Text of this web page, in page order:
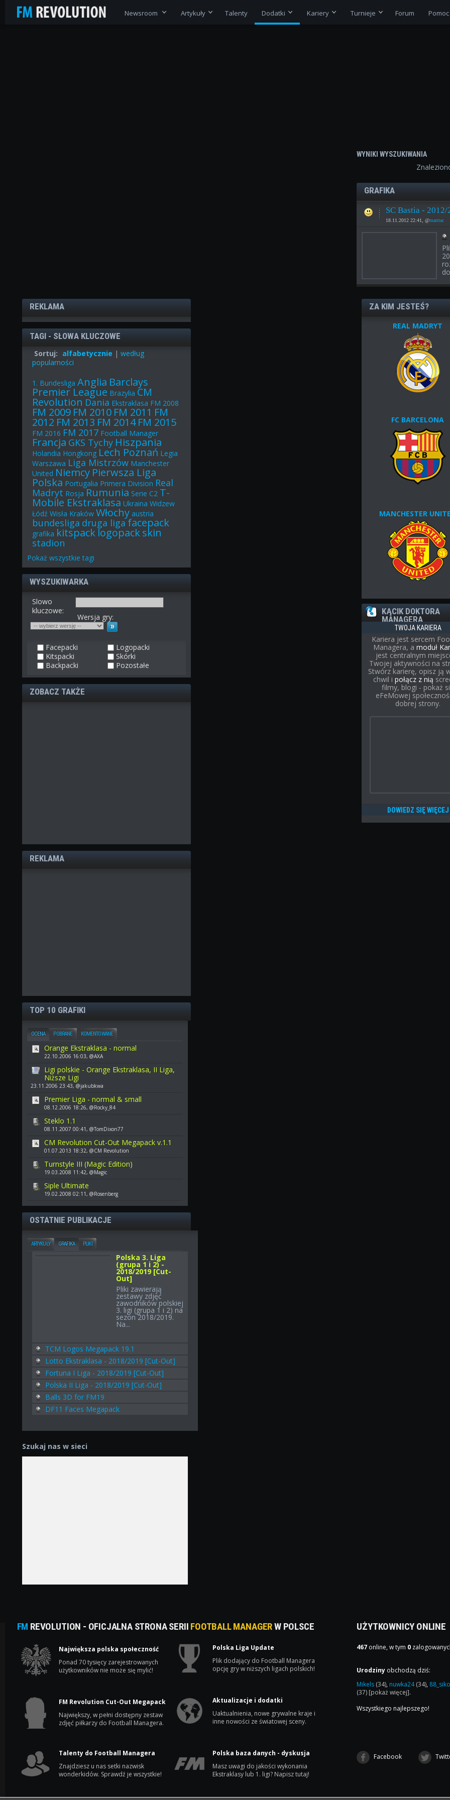
Newsroom Artykuły Talenty Dodatki Kariery Turnieje Forum Pomoc
WYNIKI WYSZUKIWANIA
GRAFIKA
SC Bastia -
18.11.2012 22:41, @marrtac
REKLAMA
TAGI - SŁOWA KLUCZOWE
Sortuj: alfabetycznie | według
popularności
1. Bundesliga Anglia Barclays
Premier League Brazylia CM
Revolution Dania Ekstraklasa FM 2008
FM 2009 FM 2010 FM 2011 FM
2012 FM 2013 FM 2014 FM 2015
FM 2016 FM 2017 Football Manager
Francja GKS Tychy Hiszpania
Holandia Hongkong Lech Poznań Legia
Warszawa Liga Mistrzów Manchester
United Niemcy Pierwsza Liga
Polska Portugalia Primera Division Real
Madryt Rosja Rumunia Serie C2 T-
Mobile Ekstraklasa Ukraina Widzew
Łódź Wisła Kraków Włochy austria
bundesliga druga liga facepack
grafika kitspacklogopack skin
stadion
Pokaż wszystkie tagi
WYSZUKIWARKA
Slowo
kluczowe:
Wersja gry:
Facepacki
Logopacki
Kitspacki
Skórki
Backpacki
Pozostałe
ZOBACZ TAKŻE
REKLAMA
TOP 10 GRAFIKI
OCENA POBRANE KOMENTOWANE
Orange Ekstraklasa - normal
22.10.2006 16:03, @AXA
Ligi polskie - Orange Ekstraklasa, II Liga,
Niższe Ligi
23.11.2006 23:43, @jakubkwa
Premier Liga - normal & small
08.12.2006 18:26, @Rocky_84
Steklo 1.1
08.11.2007 00:41, @TomDixon77
CM Revolution Cut-Out Megapack v.1.1
01.07.2013 18:32, @CM Revolution
Turnstyle III (Magic Edition)
19.03.2008 11:42, @Magic
Siple Ultimate
19.02.2008 02:11, @Rosenberg
OSTATNIE PUBLIKACJE
ARTYKUŁY GRAFIKA PLIKI
Polska 3. Liga
(grupa 1 i 2) -
2018/2019 [Cut-
Out]
Pliki zawierają
zestawy zdjęć
zawodników polskiej
3. ligi (grupa 1 i 2) na
sezon 2018/2019.
Na...
TCM Logos Megapack 19.1
Lotto Ekstraklasa - 2018/2019 [Cut-Out]
Fortuna I Liga - 2018/2019 [Cut-Out]
Polska II Liga - 2018/2019 [Cut-Out]
Balls 3D for FM19
DF11 Faces Megapack
Szukaj nas w sieci
ZA KIM JESTEŚ?
REAL MADRYT
FC BARCELONA
MANCHESTER
KĄCIK DOKTORA
MANAGERA
TWOJA KARIERA
Kariera jest sercem
Managera, amoduł
jest centralnym
Twojej aktywności na
Stwórz karierę, opisz ją
chwil i połącz z nią
filmy, blogi - pokaż
eFeMowej
dobrej strony.
DOWIEDZ SIĘ WIĘCEJ
FM REVOLUTION - OFICJALNA STRONA SERII FOOTBALL MANAGERW POLSCE
Największa polska społeczność
Ponad 70 tysięcy zarejestrowanych
użytkowników nie może się mylić!
Polska Liga Update
Plik dodający do Football Managera
opcję gry w niższych ligach polskich!
FM Revolution Cut-Out Megapack
Największy, w pełni dostępny zestaw
zdjęć piłkarzy do Football Managera.
Aktualizacje i dodatki
Uaktualnienia, nowe grywalne kraje i
inne nowości ze światowej sceny.
Talenty do Football Managera
Znajdziesz u nas setki nazwisk
wonderkidów. Sprawdź je wszystkie!
Polska baza danych - dyskusja
Masz uwagi do jakości wykonania
Ekstraklasy lub 1. ligi? Napisz tutaj!
UŻYTKOWNICY ONLINE
467 online, w tym 0
Urodziny obchodzą dziś:
Mikels (34), nuwka24(34),
(37) [pokaż więcej].
Wszystkiego najlepszego!
Facebook